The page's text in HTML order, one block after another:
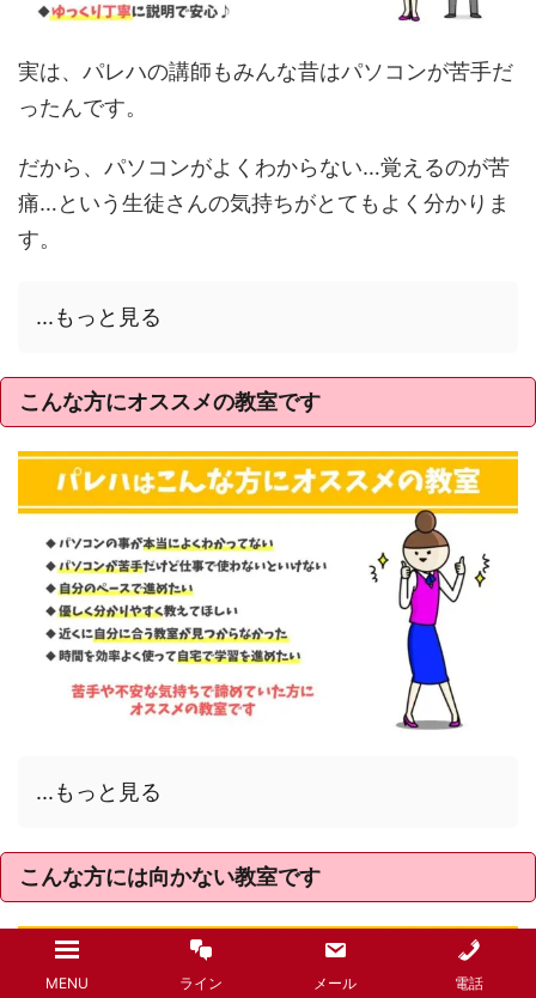
実は、パレハの講師もみんな昔はパソコンが苦手だ
ったんです。
だから、パソコンがよくわからない…覚えるのが苦
痛…という生徒さんの気持ちがとてもよく分かりま
す。
...もっと見る
こんな方にオススメの教室です
...もっと見る
こんな方には向かない教室です
MENU ライン メール 電話